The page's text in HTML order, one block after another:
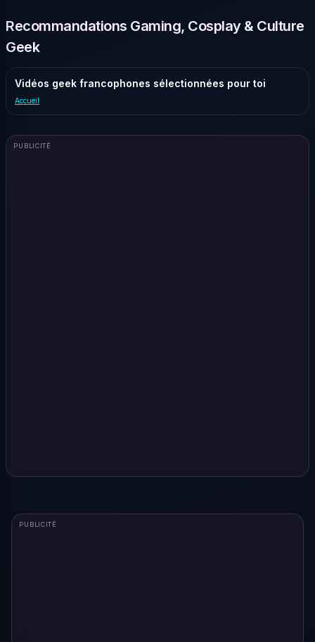
Recommandations Gaming, Cosplay & Culture
Geek
Vidéos geek francophones sélectionnées pour toi
Accueil
PUBLICITÉ
PUBLICITÉ